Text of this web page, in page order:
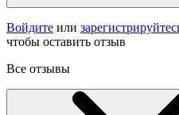
Войдите или
чтобы оставить отзыв
Все отзывы